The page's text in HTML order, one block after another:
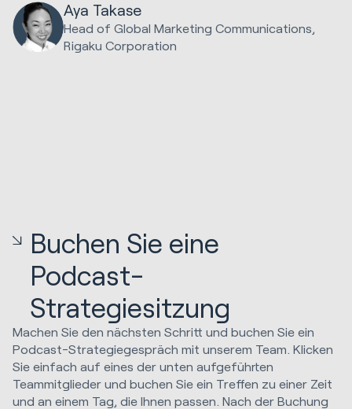
Aya Takase
Head of Global Marketing Communications,
Rigaku Corporation
Buchen Sie eine
Podcast-
Strategiesitzung
Machen Sie den nächsten Schritt und buchen Sie ein
Podcast-Strategiegespräch mit unserem Team. Klicken
Sie einfach auf eines der unten aufgeführten
Teammitglieder und buchen Sie ein Treffen zu einer Zeit
und an einem Tag, die Ihnen passen. Nach der Buchung